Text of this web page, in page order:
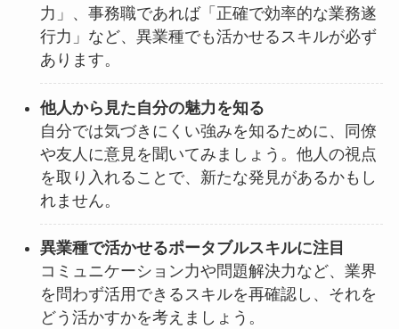
力」、事務職であれば「正確で効率的な業務遂
行力」など、異業種でも活かせるスキルが必ず
あります。
他人から見た自分の魅力を知る
自分では気づきにくい強みを知るために、同僚
や友人に意見を聞いてみましょう。他人の視点
を取り入れることで、新たな発見があるかもし
れません。
異業種で活かせるポータブルスキルに注目
コミュニケーション力や問題解決力など、業界
を問わず活用できるスキルを再確認し、それを
どう活かすかを考えましょう。